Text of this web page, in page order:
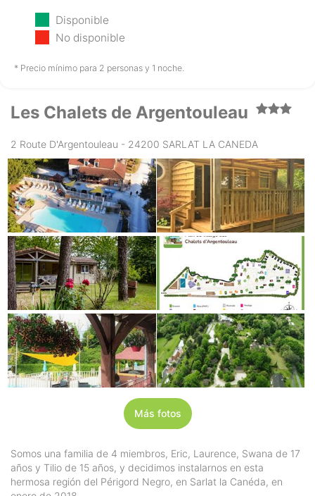
Lunes
10/08
no disponible no disponible
Jueves
no disponible
Disponible
No disponible
* Precio mínimo para 2 personas y 1 noche.
Les Chalets de Argentouleau
2 Route D'Argentouleau - 24200 SARLAT LA CANEDA
Más fotos
Somos una familia de 4 miembros, Eric, Laurence, Swana de 17
años y Tilio de 15 años, y decidimos instalarnos en esta
hermosa región del Périgord Negro, en Sarlat la Canéda, en